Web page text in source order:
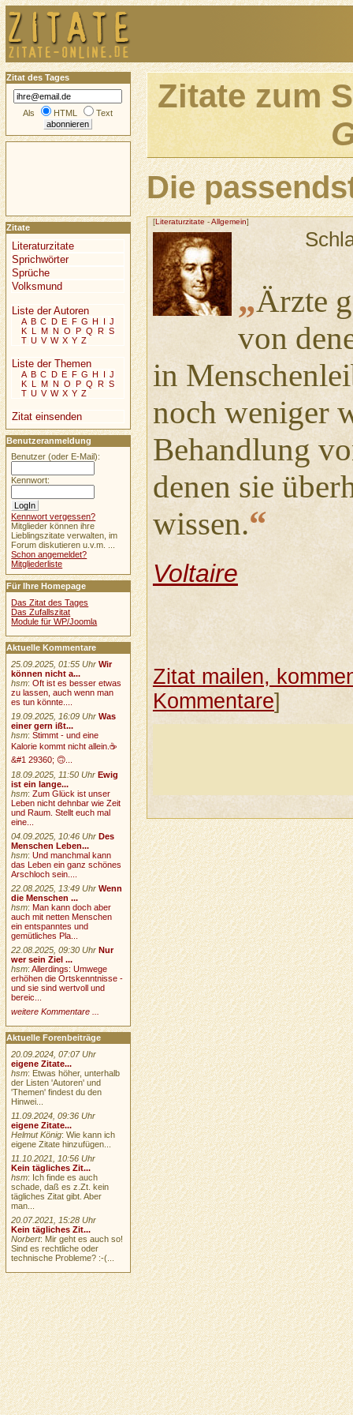
Zitate zum
Die
[Literaturzitate -Allgemein]
„Ärzte
von
in
noch weniger
Behandlung
denen sie
wissen.“
Voltaire
Zitat mailen,
Kommentare]
Zitat des Tages
Als HTML Text
Zitate
Literaturzitate
Sprichwörter
Sprüche
Volksmund
Liste der Autoren
A B C D E F G H I J
K L M N O P Q R S
T U V W X Y Z
Liste der Themen
A B C D E F G H I J
K L M N O P Q R S
T U V W X Y Z
Zitat einsenden
Benutzeranmeldung
Benutzer (oder E-Mail):
Kennwort:
Kennwort vergessen?
Mitglieder können ihre
Lieblingszitate verwalten, im
Forum diskutieren u.v.m. ...
Schon angemeldet?
Mitgliederliste
Für Ihre Homepage
Das Zitat des Tages
Das Zufallszitat
Module für WP/Joomla
Aktuelle Kommentare
25.09.2025, 01:55 Uhr Wir
können nicht a...
hsm:Oft ist es besser etwas
zu lassen, auch wenn man
es tun könnte....
19.09.2025, 16:09 Uhr Was
einer gern ißt...
hsm:Stimmt - und eine
Kalorie kommt nicht allein.☕
&#1 29360; 🙃...
18.09.2025, 11:50 Uhr Ewig
ist ein lange...
hsm:Zum Glück ist unser
Leben nicht dehnbar wie Zeit
und Raum. Stellt euch mal
eine...
04.09.2025, 10:46 Uhr Des
Menschen Leben...
hsm:Und manchmal kann
das Leben ein ganz schönes
Arschloch sein....
22.08.2025, 13:49 Uhr Wenn
die Menschen ...
hsm:Man kann doch aber
auch mit netten Menschen
ein entspanntes und
gemütliches Pla...
22.08.2025, 09:30 Uhr Nur
wer sein Ziel ...
hsm:Allerdings: Umwege
erhöhen die Ortskenntnisse -
und sie sind wertvoll und
bereic...
weitere Kommentare ...
Aktuelle Forenbeiträge
20.09.2024, 07:07 Uhr
eigene Zitate...
hsm: Etwas höher, unterhalb
der Listen 'Autoren' und
'Themen' findest du den
Hinwei...
11.09.2024, 09:36 Uhr
eigene Zitate...
Helmut König: Wie kann ich
eigene Zitate hinzufügen...
11.10.2021, 10:56 Uhr
Kein tägliches Zit...
hsm: Ich finde es auch
schade, daß es z.Zt. kein
tägliches Zitat gibt. Aber
man...
20.07.2021, 15:28 Uhr
Kein tägliches Zit...
Norbert: Mir geht es auch so!
Sind es rechtliche oder
technische Probleme? :-(...